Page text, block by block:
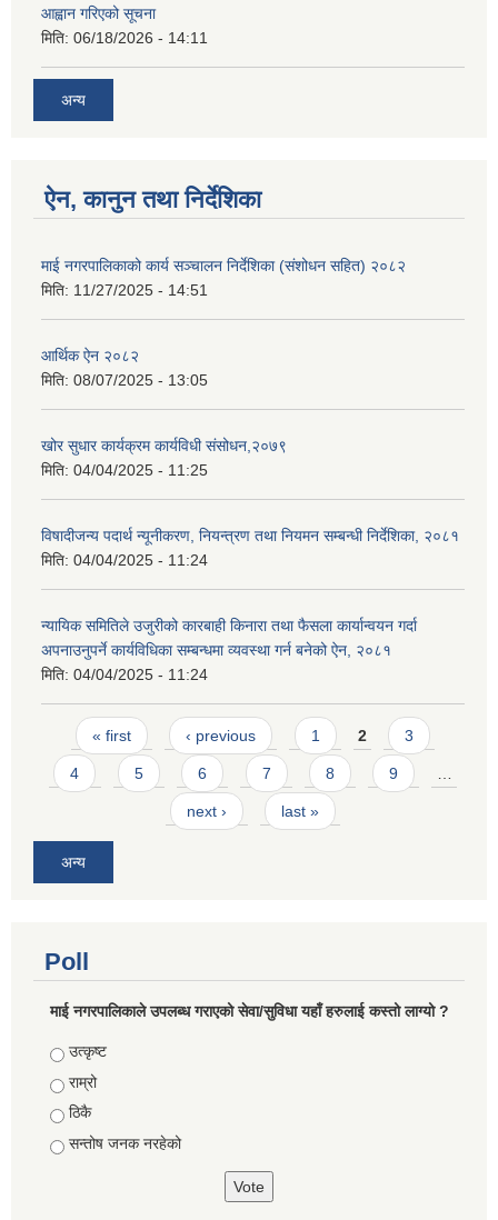
आह्वान गरिएको सूचना
मिति: 06/18/2026 - 14:11
अन्य
ऐन, कानुन तथा निर्देशिका
माई नगरपालिकाको कार्य सञ्चालन निर्देशिका (संशोधन सहित) २०८२
मिति: 11/27/2025 - 14:51
आर्थिक ऐन २०८२
मिति: 08/07/2025 - 13:05
खोर सुधार कार्यक्रम कार्यविधी संसोधन,२०७९
मिति: 04/04/2025 - 11:25
विषादीजन्य पदार्थ न्यूनीकरण, नियन्त्रण तथा नियमन सम्बन्धी निर्देशिका, २०८१
मिति: 04/04/2025 - 11:24
न्यायिक समितिले उजुरीको कारबाही किनारा तथा फैसला कार्यान्वयन गर्दा
अपनाउनुपर्ने कार्यविधिका सम्बन्धमा व्यवस्था गर्न बनेको ऐन, २०८१
मिति: 04/04/2025 - 11:24
Pages
« first ‹ previous 1 2 3
4 5 6 7 8 9
next › last »
अन्य
Poll
माई नगरपालिकाले उपलब्ध गराएको सेवा/सुविधा यहाँ हरुलाई कस्तो लाग्यो ?
Choices
उत्कृष्ट
राम्रो
ठिकै
सन्तोष जनक नरहेको